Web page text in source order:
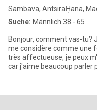
Sambava, AntsiraḤana,
Suche: Männlich 38 - 65
Bonjour, comment vas-tu?
me considère comme une
très affectueuse, je peux
car j'aime beaucoup parler